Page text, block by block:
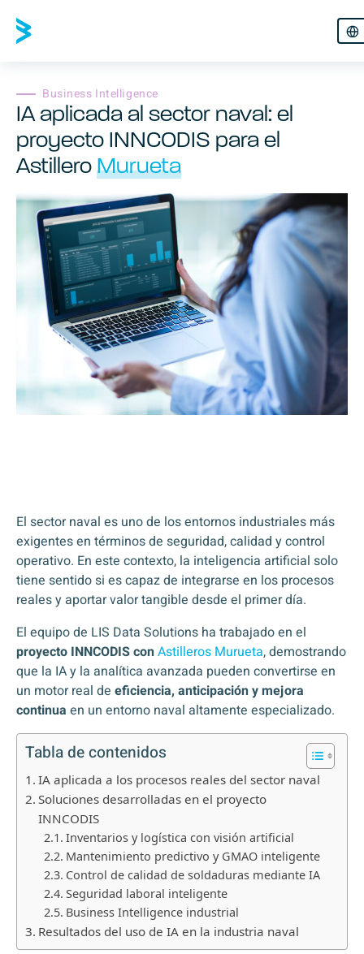
Business Intelligence
IA aplicada al sector naval: el
proyecto INNCODIS para el
Astillero Murueta
El sector naval es uno de los entornos industriales más
exigentes en términos de seguridad, calidad y control
operativo. En este contexto, la inteligencia artificial solo
tiene sentido si es capaz de integrarse en los procesos
reales y aportar valor tangible desde el primer día.
El equipo de LIS Data Solutions ha trabajado en el
proyecto INNCODIS conAstilleros Murueta, demostrando
que la IA y la analítica avanzada pueden convertirse en
un motor real de eficiencia, anticipación y mejora
continua en un entorno naval altamente especializado.
Tabla de contenidos
IA aplicada a los procesos reales del sector naval
Soluciones desarrolladas en el proyecto
INNCODIS
Inventarios y logística con visión artificial
Mantenimiento predictivo y GMAO inteligente
Control de calidad de soldaduras mediante IA
Seguridad laboral inteligente
Business Intelligence industrial
Resultados del uso de IA en la industria naval